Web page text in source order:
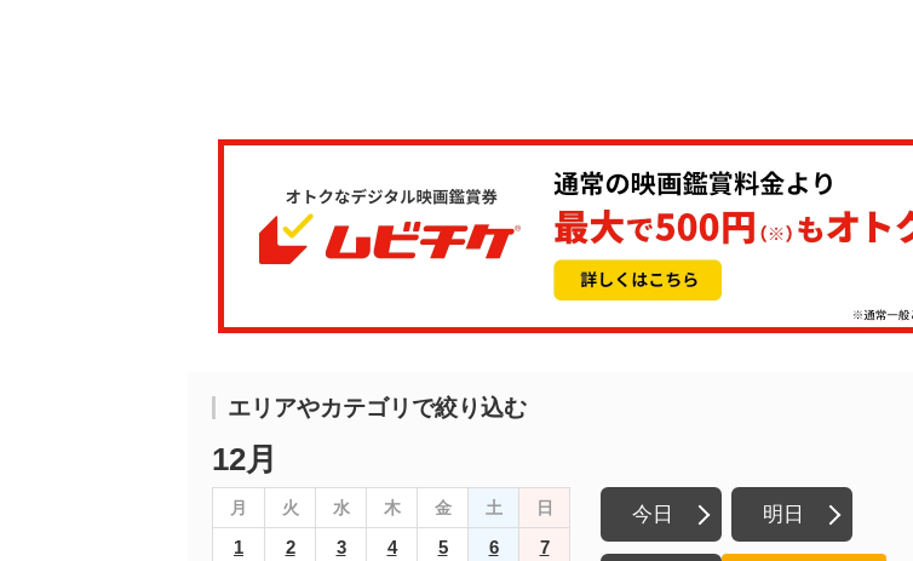
エリアやカテゴリで絞り込む
12月
月 火 水 木 金 土 日
1 2 3 4 5 6
7
今日 明日